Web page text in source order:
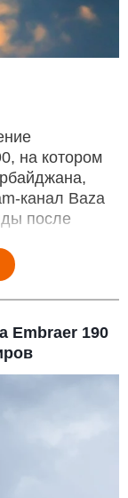
на котором
канал Baza
после
Embraer 190